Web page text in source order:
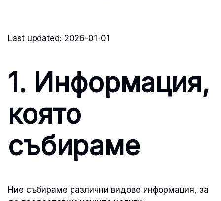
Last updated: 2026-01-01
1. Информация,
която
събираме
Ние събираме различни видове информация, за